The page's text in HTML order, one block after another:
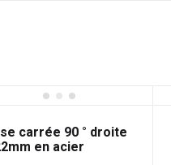
carrée 90 ° droite
en acier